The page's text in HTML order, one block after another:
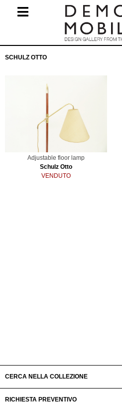
primario
SCHULZ OTTO
Adjustable floor lamp
Schulz Otto
VENDUTO
CERCA NELLA COLLEZIONE
RICHIESTA PREVENTIVO